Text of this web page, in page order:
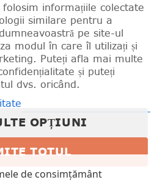
RETUR
MODALITATI DE PLATA
ȘI CONDIȚIILE
SI PUNCTE BONUS
CONFIDENȚIALITATE
CONCURSURI
COOKIE-URI
Race Romania. Designed &
informațiile colectate
similare pentru a
pe site-ul
modul în care îl utilizați și
Puteți afla mai multe
și puteți
dvs. oricând.
OPȚIUNI
TOTUL
de consimțământ